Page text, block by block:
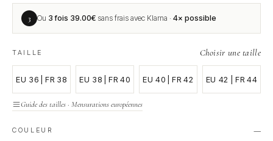
3 Ou 3 fois 39.00€ sans frais avec Klarna · 4× possible
TAILLE Choisir une taille
EU 36 | FR 38 EU 38 | FR 40 EU 40 | FR 42 EU 42 | FR 44
Guide des tailles · Mensurations européennes
COULEUR —